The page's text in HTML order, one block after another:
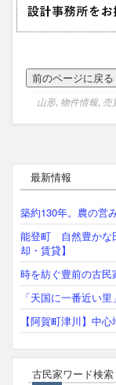
山形, 物件情報, 売
最新情報
築約130年。農の営
能登町 自然豊かな
却・賃貸】
時を紡ぐ豊前の古民
「天国に一番近い
【阿賀町津川】中
古民家ワード検索